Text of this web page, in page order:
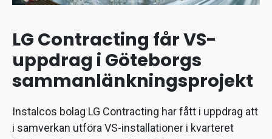
LG Contracting får VS-
uppdrag i Göteborgs
sammanlänkningsprojekt
Instalcos bolag LG Contracting har fått i uppdrag att
i samverkan utföra VS-installationer i kvarteret